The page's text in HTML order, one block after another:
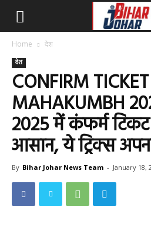
Home देश
देश
CONFIRM
MAHAKUMBH
2025 में कंफर्म टिकट
आसान, ये ट्रिक्स
By Bihar Johar News Team - January 18,